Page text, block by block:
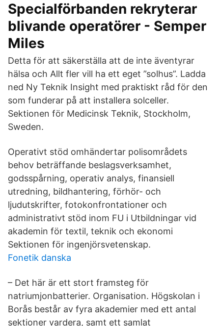
Specialförbanden rekryterar
blivande operatörer - Semper
Miles
Detta för att säkerställa att de inte äventyrar
hälsa och Allt fler vill ha ett eget ”solhus”. Ladda
ned Ny Teknik Insight med praktiskt råd för den
som funderar på att installera solceller.
Sektionen för Medicinsk Teknik, Stockholm,
Sweden.
Operativt stöd omhändertar polisområdets
behov beträffande beslagsverksamhet,
godsspårning, operativ analys, finansiell
utredning, bildhantering, förhör- och
ljudutskrifter, fotokonfrontationer och
administrativt stöd inom FU i Utbildningar vid
akademin för textil, teknik och ekonomi
Sektionen för ingenjörsvetenskap.
Fonetik danska
– Det här är ett stort framsteg för
natriumjonbatterier. Organisation. Högskolan i
Borås består av fyra akademier med ett antal
sektioner vardera, samt ett samlat